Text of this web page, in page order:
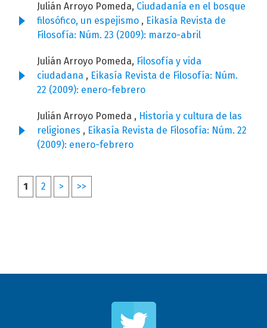
Julián Arroyo Pomeda, Ciudadanía en el bosque
filosófico, un espejismo , Eikasía Revista de
Filosofía: Núm. 23 (2009): marzo-abril
Julián Arroyo Pomeda, Filosofía y vida
ciudadana , Eikasía Revista de Filosofía: Núm.
22 (2009): enero-febrero
Julián Arroyo Pomeda , Historia y cultura de las
religiones , Eikasía Revista de Filosofía: Núm. 22
(2009): enero-febrero
1 2 > >>